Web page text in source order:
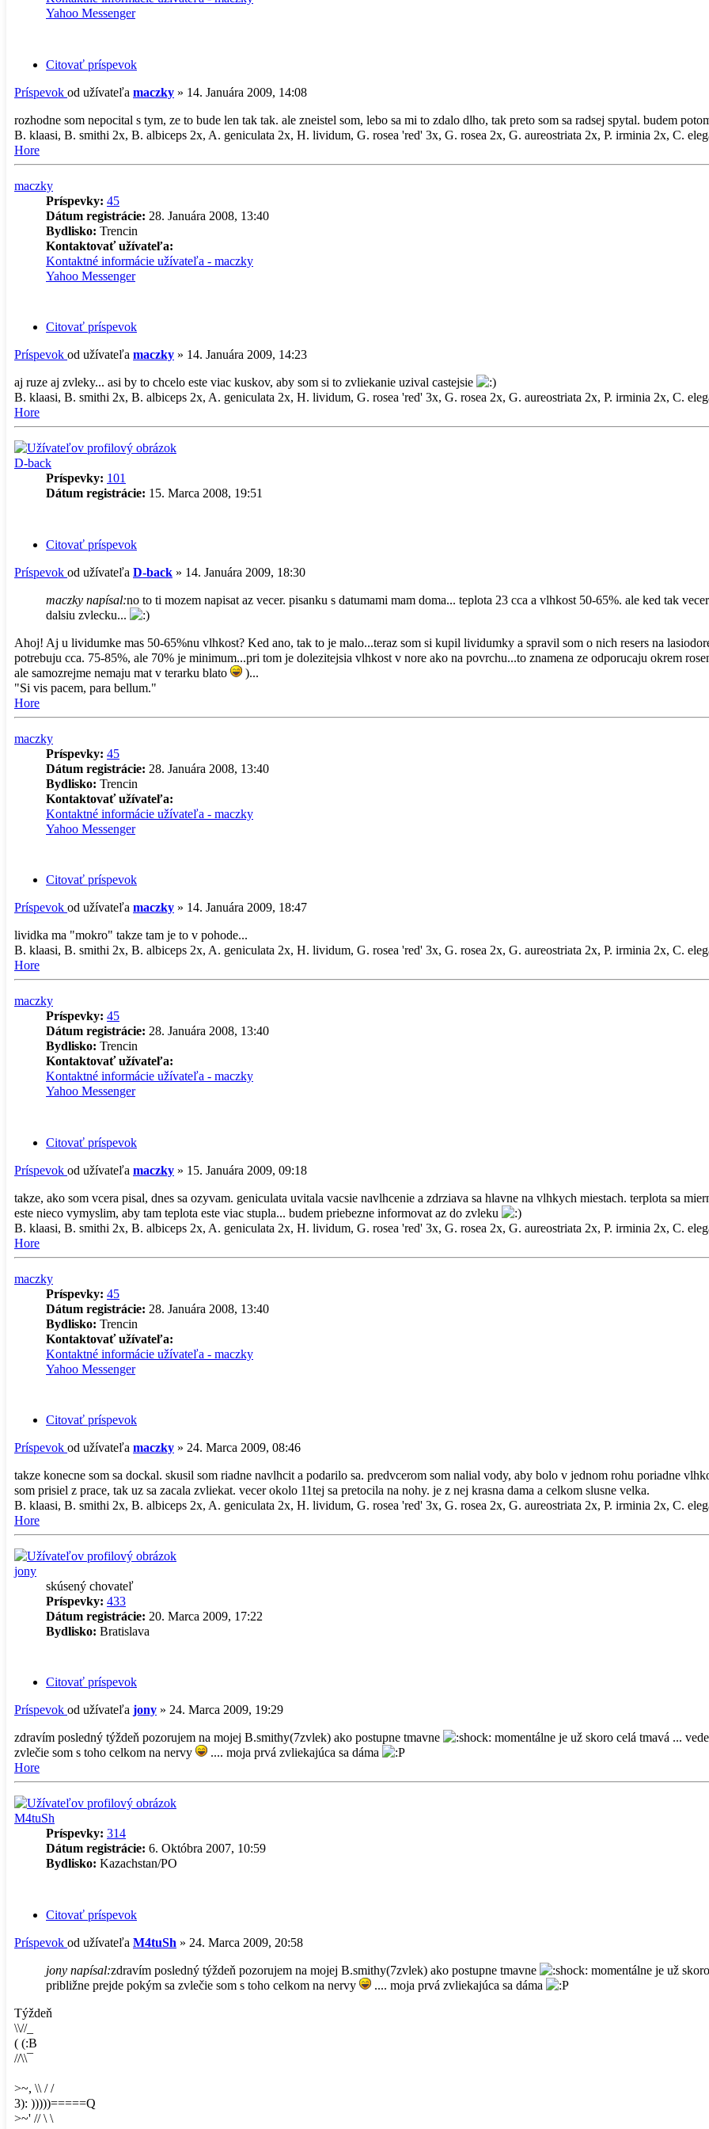
Yahoo Messenger
Citovať príspevok
Príspevok od užívateľa maczky » 14. Januára 2009, 14:08
rozhodne som nepocital s tym, ze to bude len tak tak. ale zneistel som, lebo sa mi to zdalo dlho, tak preto som sa radsej spytal. budem
B. klaasi, B. smithi 2x, B. albiceps 2x, A. geniculata 2x, H. lividum, G. rosea 'red' 3x, G. rosea 2x, G. aureostriata 2x, P. irminia 2x, C.
Hore
maczky
Príspevky: 45
Dátum registrácie: 28. Januára 2008, 13:40
Bydlisko: Trencin
Kontaktovať užívateľa:
Kontaktné informácie užívateľa - maczky
Yahoo Messenger
Citovať príspevok
Príspevok od užívateľa maczky » 14. Januára 2009, 14:23
aj ruze aj zvleky... asi by to chcelo este viac kuskov, aby som si to zvliekanie uzival castejsie
B. klaasi, B. smithi 2x, B. albiceps 2x, A. geniculata 2x, H. lividum, G. rosea 'red' 3x, G. rosea 2x, G. aureostriata 2x, P. irminia 2x, C.
Hore
D-back
Príspevky: 101
Dátum registrácie: 15. Marca 2008, 19:51
Citovať príspevok
Príspevok od užívateľa D-back » 14. Januára 2009, 18:30
maczky napísal:no to ti mozem napisat az vecer. pisanku s datumami mam doma... teplota 23 cca a vlhkost 50-65%. ale ked tak
dalsiu zvlecku...
Ahoj! Aj u lividumke mas 50-65%nu vlhkost? Ked ano, tak to je malo...teraz som si kupil lividumky a spravil som o nich resers na
potrebuju cca. 75-85%, ale 70% je minimum...pri tom je dolezitejsia vlhkost v nore ako na povrchu...to znamena ze odporucaju okrem
ale samozrejme nemaju mat v terarku blato
)...
"Si vis pacem, para bellum."
Hore
maczky
Príspevky: 45
Dátum registrácie: 28. Januára 2008, 13:40
Bydlisko: Trencin
Kontaktovať užívateľa:
Kontaktné informácie užívateľa - maczky
Yahoo Messenger
Citovať príspevok
Príspevok od užívateľa maczky » 14. Januára 2009, 18:47
lividka ma "mokro" takze tam je to v pohode...
B. klaasi, B. smithi 2x, B. albiceps 2x, A. geniculata 2x, H. lividum, G. rosea 'red' 3x, G. rosea 2x, G. aureostriata 2x, P. irminia 2x, C.
Hore
maczky
Príspevky: 45
Dátum registrácie: 28. Januára 2008, 13:40
Bydlisko: Trencin
Kontaktovať užívateľa:
Kontaktné informácie užívateľa - maczky
Yahoo Messenger
Citovať príspevok
Príspevok od užívateľa maczky » 15. Januára 2009, 09:18
takze, ako som vcera pisal, dnes sa ozyvam. geniculata uvitala vacsie navlhcenie a zdrziava sa hlavne na vlhkych miestach. terplota sa
este nieco vymyslim, aby tam teplota este viac stupla... budem priebezne informovat az do zvleku
B. klaasi, B. smithi 2x, B. albiceps 2x, A. geniculata 2x, H. lividum, G. rosea 'red' 3x, G. rosea 2x, G. aureostriata 2x, P. irminia 2x, C.
Hore
maczky
Príspevky: 45
Dátum registrácie: 28. Januára 2008, 13:40
Bydlisko: Trencin
Kontaktovať užívateľa:
Kontaktné informácie užívateľa - maczky
Yahoo Messenger
Citovať príspevok
Príspevok od užívateľa maczky » 24. Marca 2009, 08:46
takze konecne som sa dockal. skusil som riadne navlhcit a podarilo sa. predvcerom som nalial vody, aby bolo v jednom rohu poriadne
som prisiel z prace, tak uz sa zacala zvliekat. vecer okolo 11tej sa pretocila na nohy. je z nej krasna dama a celkom slusne velka.
B. klaasi, B. smithi 2x, B. albiceps 2x, A. geniculata 2x, H. lividum, G. rosea 'red' 3x, G. rosea 2x, G. aureostriata 2x, P. irminia 2x, C.
Hore
jony
skúsený chovateľ
Príspevky: 433
Dátum registrácie: 20. Marca 2009, 17:22
Bydlisko: Bratislava
Citovať príspevok
Príspevok od užívateľa jony » 24. Marca 2009, 19:29
zdravím posledný týždeň pozorujem na mojej B.smithy(7zvlek) ako postupne tmavne
momentálne je už skoro celá tmavá ...
zvlečie som s toho celkom na nervy
.... moja prvá zvliekajúca sa dáma
Hore
M4tuSh
Príspevky: 314
Dátum registrácie: 6. Októbra 2007, 10:59
Bydlisko: Kazachstan/PO
Citovať príspevok
Príspevok od užívateľa M4tuSh » 24. Marca 2009, 20:58
jony napísal:zdravím posledný týždeň pozorujem na mojej B.smithy(7zvlek) ako postupne tmavne
momentálne je už
približne prejde pokým sa zvlečie som s toho celkom na nervy
.... moja prvá zvliekajúca sa dáma
Týždeň
\\//_
( (:B
//\\¯
>~, \\ / /
3): )))))=====Q
>~' // \ \